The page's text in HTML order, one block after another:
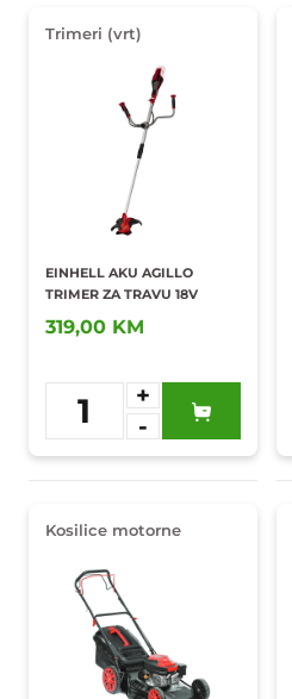
Trimeri (vrt)
EINHELL AKU AGILLO
TRIMER ZA TRAVU 18V
319,00 KM
1
+
-
Dodaj u
omiljene
Kosilice motorne